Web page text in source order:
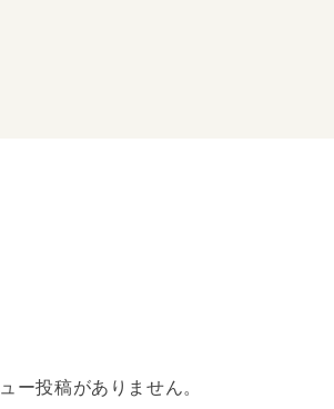
ー投稿がありません。